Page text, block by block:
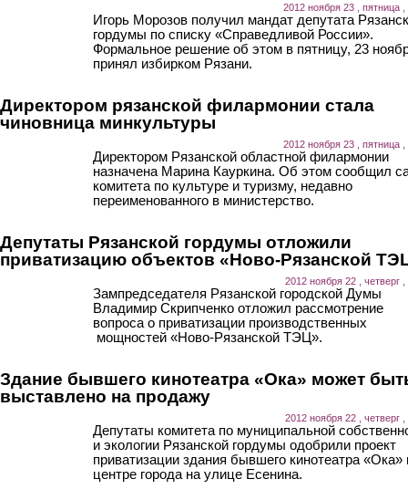
2012 ноября 23 , пятница ,
Игорь Морозов получил мандат депутата
гордумы по списку «Справедливой России».
Формальное решение об этом в пятницу, 23
принял избирком Рязани.
Директором рязанской филармонии стала
чиновница минкультуры
2012 ноября 23 , пятница ,
Директором Рязанской областной филармонии
назначена Марина Кауркина. Об этом сообщил
комитета по культуре и туризму, недавно
переименованного в министерство.
Депутаты Рязанской гордумы отложили
приватизацию объектов «Ново-Рязанской
2012 ноября 22 , четверг ,
Зампредседателя Рязанской городской Думы
Владимир Скрипченко отложил рассмотрение
вопроса о приватизации производственных
мощностей «Ново-Рязанской ТЭЦ».
Здание бывшего кинотеатра «Ока» может
выставлено на продажу
2012 ноября 22 , четверг ,
Депутаты комитета по муниципальной
и экологии Рязанской гордумы одобрили проект
приватизации здания бывшего кинотеатра «Ока»
центре города на улице Есенина.